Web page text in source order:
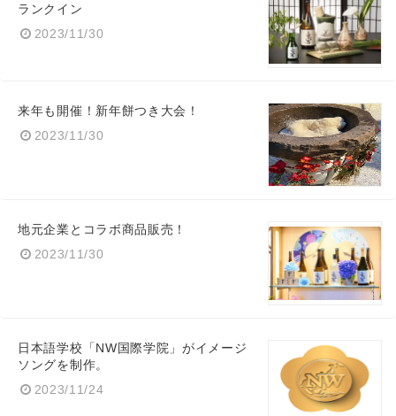
ランクイン
2023/11/30
来年も開催！新年餅つき大会！
2023/11/30
地元企業とコラボ商品販売！
2023/11/30
日本語学校「NW国際学院」がイメージ
ソングを制作。
2023/11/24